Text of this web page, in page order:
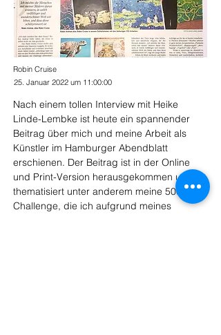
Robin Cruise
25. Januar 2022 um 11:00:00
Nach einem tollen Interview mit Heike
Linde-Lembke ist heute ein spannender
Beitrag über mich und meine Arbeit als
Künstler im Hamburger Abendblatt
erschienen. Der Beitrag ist in der Online
und Print-Version herausgekommen und
thematisiert unter anderem meine 500
Challenge, die ich aufgrund meines